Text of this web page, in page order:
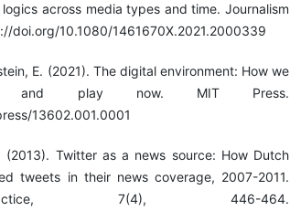
across media types and time. Journalism
doi.org/10.1080/1461670X.2021.2000339
E. (2021). The digital environment: How we
and play now. MIT Press.
13602.001.0001
(2013). Twitter as a news source: How Dutch
tweets in their news coverage, 2007-2011.
7(4), 446-464.